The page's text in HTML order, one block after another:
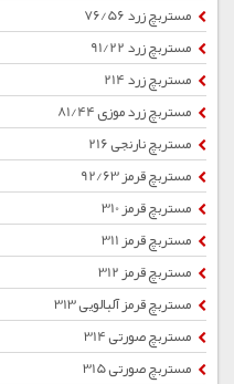
مستربچ زرد 76/56
مستربچ زرد 91/22
مستربچ زرد 214
مستربچ زرد موزی 81/44
مستربچ نارنجی 216
مستربچ قرمز 92/63
مستربچ قرمز 310
مستربچ قرمز 311
مستربچ قرمز 312
مستربچ قرمز آلبالویی 313
مستربچ صورتی 314
مستربچ صورتی 315